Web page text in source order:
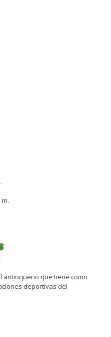
m.
antioqueño que tiene como
deportivas del